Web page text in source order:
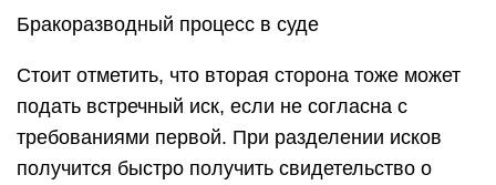
Бракоразводный процесс в суде
Стоит отметить, что вторая сторона тоже может
подать встречный иск, если не согласна с
требованиями первой. При разделении исков
получится быстро получить свидетельство о